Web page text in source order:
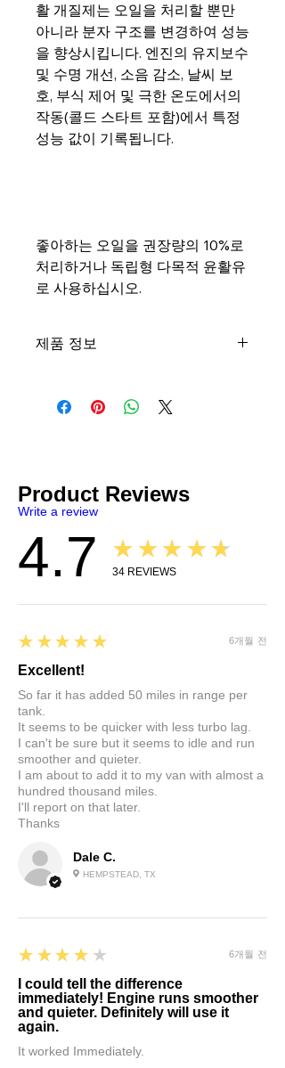
활 개질제는 오일을 처리할 뿐만
아니라 분자 구조를 변경하여 성능
을 향상시킵니다. 엔진의 유지보수
및 수명 개선, 소음 감소, 날씨 보
호, 부식 제어 및 극한 온도에서의
작동(콜드 스타트 포함)에서 특정
성능 값이 기록됩니다.
좋아하는 오일을 권장량의 10%로
처리하거나 독립형 다목적 윤활유
로 사용하십시오.
제품 정보
그래핀
압축기
독립형 다목적 윤활제
포함: Graphene 및 석유 증류액.
SDS
TDS
Product Reviews
Write a review
4.7 ★★★★★
34 REVIEWS
Dale C.
HEMPSTEAD, TX
5
★★★★★
Excellent!
So far it has added 50 miles in range per
tank.
It seems to be quicker with less turbo lag.
I can't be sure but it seems to idle and run
smoother and quieter.
I am about to add it to my van with almost a
hundred thousand miles.
I'll report on that later.
Thanks
6개월 전
4
★★★★★
I could tell the difference
immediately! Engine runs smoother
and quieter. Definitely will use it
again.
It worked Immediately.
6개월 전